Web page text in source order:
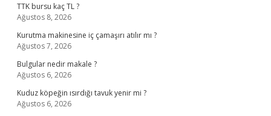
TTK bursu kaç TL ?
Ağustos 8, 2026
Kurutma makinesine iç çamaşırı atılır mı ?
Ağustos 7, 2026
Bulgular nedir makale ?
Ağustos 6, 2026
Kuduz köpeğin ısırdığı tavuk yenir mi ?
Ağustos 6, 2026